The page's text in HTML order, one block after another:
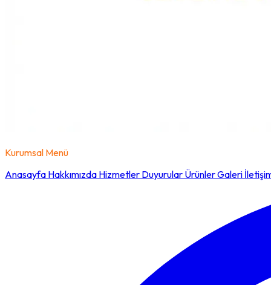
Kurumsal Menü
Anasayfa Hakkımızda Hizmetler Duyurular ÜrünlerGaleri